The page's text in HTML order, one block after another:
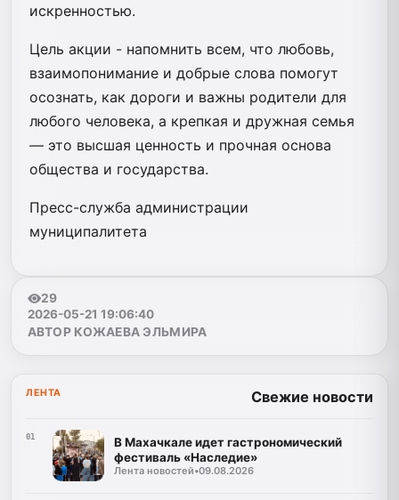
искренностью.
Цель акции - напомнить всем, что любовь,
взаимопонимание и добрые слова помогут
осознать, как дороги и важны родители для
любого человека, а крепкая и дружная семья
— это высшая ценность и прочная основа
общества и государства.
Пресс-служба администрации
муниципалитета
29
2026-05-21 19:06:40
АВТОР КОЖАЕВА ЭЛЬМИРА
ЛЕНТА Свежие новости
01
В Махачкале идет гастрономический
фестиваль «Наследие»
Лента новостей•09.08.2026